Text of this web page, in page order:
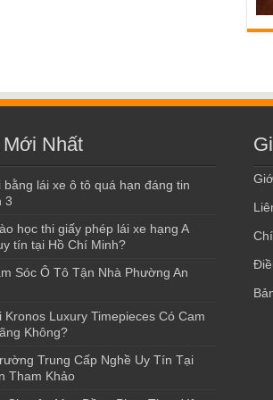
Nhất
lái xe ô tô quá hạn đáng tin
3
học thi giấy phép lái xe hạng A
tín tại Hồ Chí Minh?
Sóc Ô Tô Tận Nhà Phường An
Luxury Timepieces Có Cam
Không?
Trung Cấp Nghề Uy Tín Tại
Tham Khảo